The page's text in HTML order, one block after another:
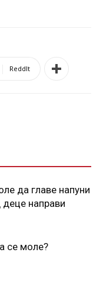
ReddIt
да главе напуни
направи
се моле?